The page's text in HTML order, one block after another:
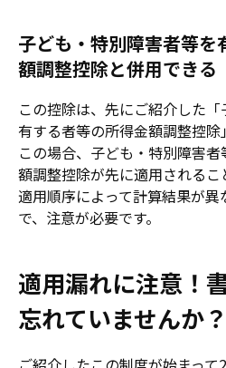
子ども・特別障害者等を
額調整控除と併用できる
この控除は、先にご紹介した
有する者等の所得金額調整控除
この場合、子ども・特別障害
額調整控除が先に適用されるこ
適用順序によって計算結果が
で、注意が必要です。
適用漏れに注意！
忘れていませんか？